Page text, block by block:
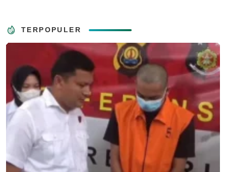
TERPOPULER